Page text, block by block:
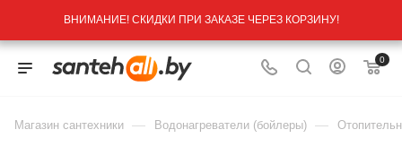
ВНИМАНИЕ! СКИДКИ ПРИ ЗАКАЗЕ ЧЕРЕЗ КОРЗИНУ!
0
Магазин сантехники — Водонагреватели (бойлеры) —